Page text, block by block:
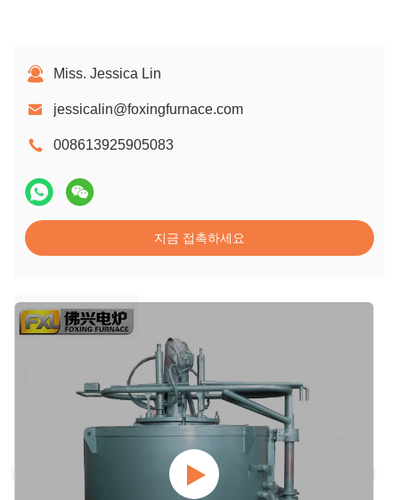
Miss. Jessica Lin
jessicalin@foxingfurnace.com
008613925905083
지금 접촉하세요